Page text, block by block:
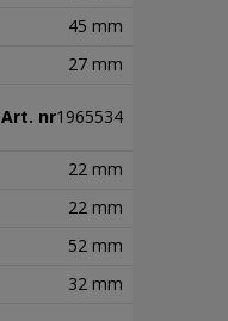
45 mm
27 mm
Art. nr1965534
22 mm
22 mm
52 mm
32 mm